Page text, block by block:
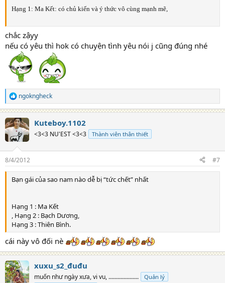
Hạng 1: Ma Kết: có chủ kiến và ý thức vô cùng mạnh mẽ,
chắc zậyy
nếu có yêu thì hok có chuyện tình yêu nói j cũng đúng nhé
R
e
c
t
i
s
:
ngokngheck
Kuteboy.1102
<3<3 NU'EST <3<3 Thành viên thân thiết
8/4/2012 #7
Bạn gái của sao nam nào dễ bị “tức chết” nhất
Hạng 1 : Ma Kết
, Hạng 2 : Bạch Dương,
Hạng 3 : Thiên Bình.
cái này vô đối nè
xuxu_s2_đuđu
muốn như ngày xưa, vi vu, ....................
Quản lý